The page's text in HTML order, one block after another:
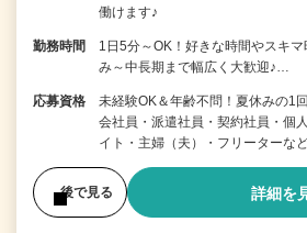
働けます♪
勤務時間
1日5分～OK！好きな時間やスキ
み～中長期まで幅広く大歓迎♪…
応募資格
未経験OK＆年齢不問！夏休みの1
会社員・派遣社員・契約社員・個
イト・主婦（夫）・フリーターな
後で見る 詳細を